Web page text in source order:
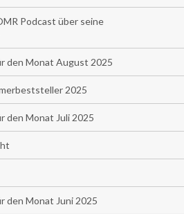
Podcast über seine
den Monat August 2025
2025
den Monat Juli 2025
den Monat Juni 2025